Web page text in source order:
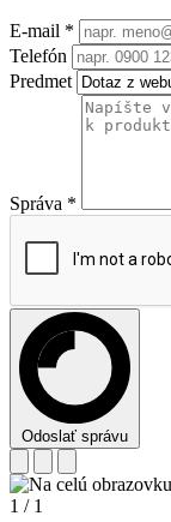
E-mail *
Telefón
Predmet
Správa *
Odoslať správu
1 / 1